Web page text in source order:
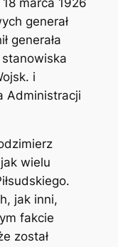
generał
generała
stanowiska
i
Administracji
wielu
jak inni,
fakcie
został